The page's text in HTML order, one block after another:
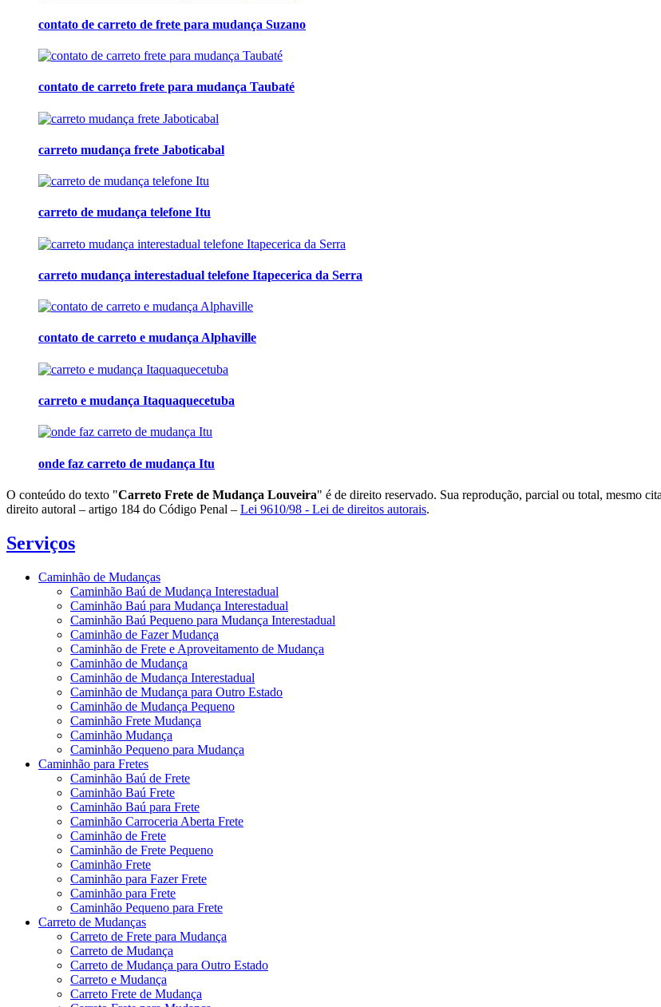
contato de carreto de frete para mudança Suzano
contato de carreto frete para mudança Taubaté
carreto mudança frete Jaboticabal
carreto de mudança telefone Itu
carreto mudança interestadual telefone Itapecerica da Serra
contato de carreto e mudança Alphaville
carreto e mudança Itaquaquecetuba
onde faz carreto de mudança Itu
O conteúdo do texto "Carreto Frete de Mudança Louveira" é de direito reservado. Sua reprodução, parcial ou total, mesmo
direito autoral – artigo 184 do Código Penal – Lei 9610/98 - Lei de direitos autorais.
Serviços
Caminhão de Mudanças
Caminhão Baú de Mudança Interestadual
Caminhão Baú para Mudança Interestadual
Caminhão Baú Pequeno para Mudança Interestadual
Caminhão de Fazer Mudança
Caminhão de Frete e Aproveitamento de Mudança
Caminhão de Mudança
Caminhão de Mudança Interestadual
Caminhão de Mudança para Outro Estado
Caminhão de Mudança Pequeno
Caminhão Frete Mudança
Caminhão Mudança
Caminhão Pequeno para Mudança
Caminhão para Fretes
Caminhão Baú de Frete
Caminhão Baú Frete
Caminhão Baú para Frete
Caminhão Carroceria Aberta Frete
Caminhão de Frete
Caminhão de Frete Pequeno
Caminhão Frete
Caminhão para Fazer Frete
Caminhão para Frete
Caminhão Pequeno para Frete
Carreto de Mudanças
Carreto de Frete para Mudança
Carreto de Mudança
Carreto de Mudança para Outro Estado
Carreto e Mudança
Carreto Frete de Mudança